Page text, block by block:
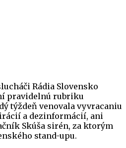
Rádia Slovensko
pravidelnú rubriku
týždeň venovala vyvracaniu
a dezinformácií, ani
Skúša sirén, za ktorým
stand-upu.